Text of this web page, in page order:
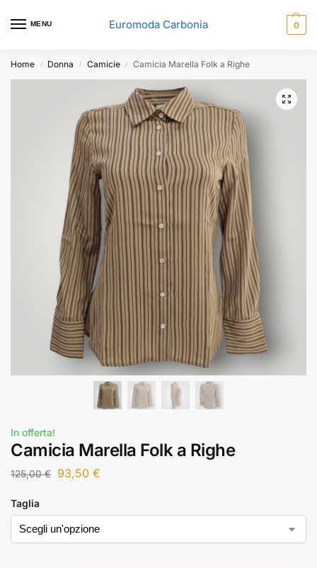
MENU Euromoda Carbonia 0
Home / Donna / Camicie / Camicia Marella Folk a Righe
In offerta!
Camicia Marella Folk a Righe
125,00€ 93,50 €
Taglia